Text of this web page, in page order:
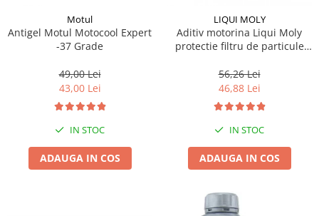
Motul
Antigel Motul Motocool Expert
-37 Grade
49,00 Lei
43,00 Lei
IN STOC
ADAUGA IN COS
LIQUI MOLY
Aditiv motorina Liqui Moly
protectie filtru de particule
56,26 Lei
46,88 Lei
IN STOC
ADAUGA IN COS